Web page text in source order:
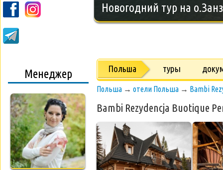
Новогодний тур на
Менеджер Польша туры
Польша → отели Польша → Bambi
Bambi Rezydencja Buotique